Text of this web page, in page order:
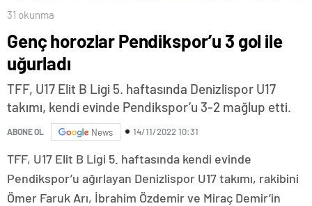
31 okunma
Genç horozlar Pendikspor’u 3 gol ile
uğurladı
TFF, U17 Elit B Ligi 5. haftasında Denizlispor U17
takımı, kendi evinde Pendikspor’u 3-2 mağlup etti.
ABONE OL News 14/11/2022 10:31
TFF, U17 Elit B Ligi 5. haftasında kendi evinde
Pendikspor’u ağırlayan Denizlispor U17 takımı, rakibini
Ömer Faruk Arı, İbrahim Özdemir ve Miraç Demir’in